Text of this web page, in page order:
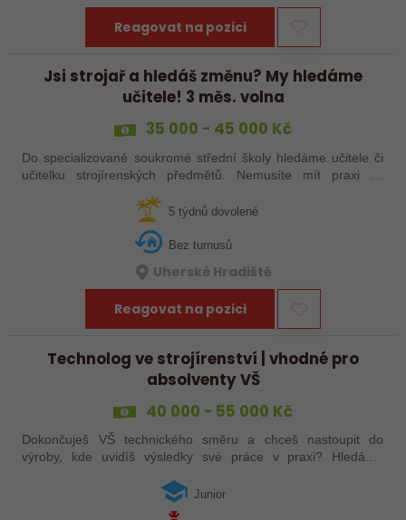
Reagovat na pozici
Jsi strojař a hledáš změnu? My hledáme
učitele! 3 měs. volna
35 000 - 45 000 Kč
Do specializované soukromé střední školy hledáme učitele či
učitelku strojírenských předmětů. Nemusíte mít praxi ze
ně. Máte za sebou…
5 týdnů dovolené
Bez turnusů
Uherské Hradiště
Reagovat na pozici
Technolog ve strojírenství | vhodné pro
absolventy VŠ
40 000 - 55 000 Kč
Dokončuješ VŠ technického směru a chceš nastoupit do
výroby, kde uvidíš výsledky své práce v praxi? Hledáme
Pozice se zaměřuje především na…
Junior